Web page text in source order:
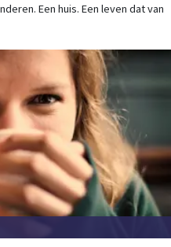
Een huis. Een leven dat van